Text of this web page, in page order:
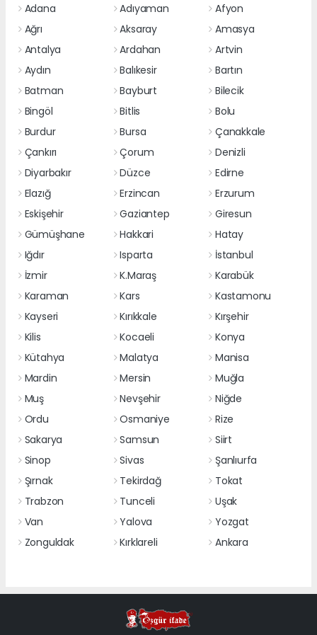
Adana Adıyaman
Afyon
Ağrı
Aksaray
Amasya
Antalya
Ardahan
Artvin
Aydın
Balıkesir
Bartın
Batman
Bayburt
Bilecik
Bingöl
Bitlis
Bolu
Burdur
Bursa
Çanakkale
Çankırı
Çorum
Denizli
Diyarbakır
Düzce
Edirne
Elazığ
Erzincan
Erzurum
Eskişehir
Gaziantep
Giresun
Gümüşhane
Hakkari
Hatay
Iğdır
Isparta
İstanbul
İzmir
K.Maraş
Karabük
Karaman
Kars
Kastamonu
Kayseri
Kırıkkale
Kırşehir
Kilis
Kocaeli
Konya
Kütahya
Malatya
Manisa
Mardin
Mersin
Muğla
Muş
Nevşehir
Niğde
Ordu
Osmaniye
Rize
Sakarya
Samsun
Siirt
Sinop
Sivas
Şanlıurfa
Şırnak
Tekirdağ
Tokat
Trabzon
Tunceli
Uşak
Van
Yalova
Yozgat
Zonguldak
Kırklareli Ankara